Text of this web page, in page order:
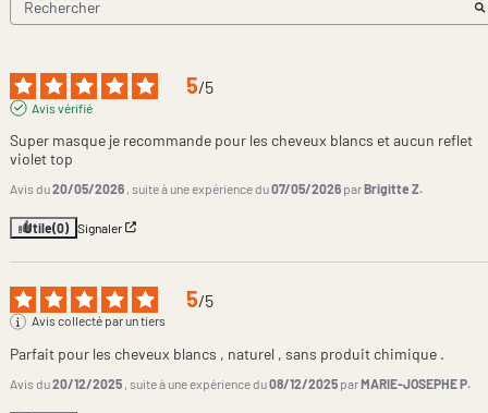
5/5
Avis vérifié
Super masque je recommande pour les cheveux blancs et aucun reflet
violet top
Avis du20/05/2026 , suite à une expérience du07/05/2026 parBrigitte Z.
Utile(0) Signaler
5/5
Avis collecté par un tiers
Parfait pour les cheveux blancs , naturel , sans produit chimique .
Avis du20/12/2025 , suite à une expérience du08/12/2025 parMARIE-JOSEPHE P.